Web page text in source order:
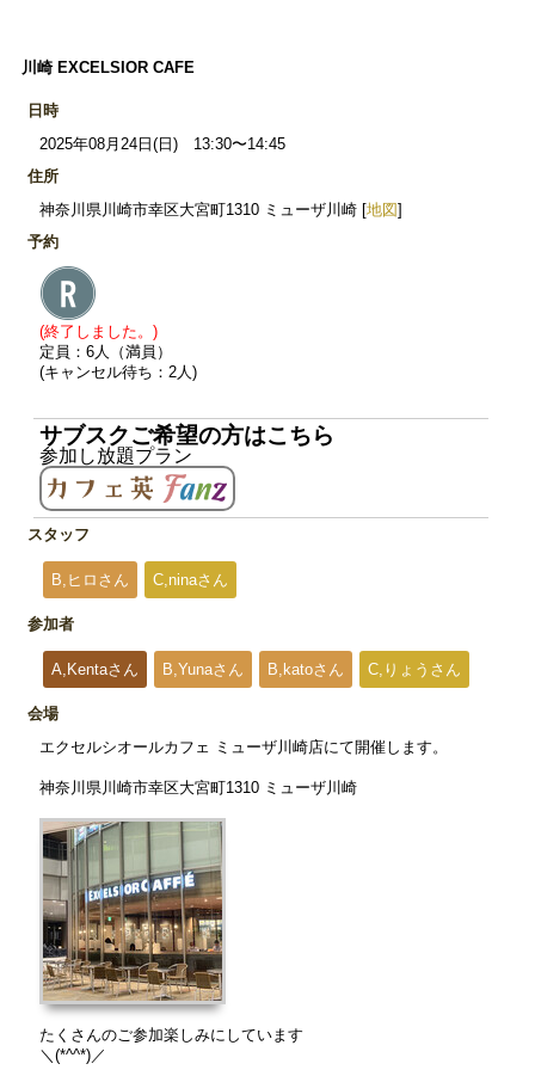
川崎 EXCELSIOR CAFE
日時
2025年08月24日(日) 13:30〜14:45
住所
神奈川県川崎市幸区大宮町1310 ミューザ川崎 [地図]
予約
(終了しました。)
定員：6人（満員）
(キャンセル待ち：2人)
サブスクご希望の方はこちら
参加し放題プラン
スタッフ
B,ヒロさん C,ninaさん
参加者
A,Kentaさん B,Yunaさん B,katoさん C,りょうさん
会場
エクセルシオールカフェ ミューザ川崎店にて開催します。
神奈川県川崎市幸区大宮町1310 ミューザ川崎
たくさんのご参加楽しみにしています
＼(*^^*)／